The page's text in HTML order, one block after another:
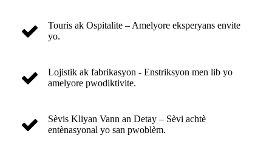
Touris ak Ospitalite – Amelyore eksperyans envite
yo.
Lojistik ak fabrikasyon - Enstriksyon men lib yo
amelyore pwodiktivite.
Sèvis Kliyan Vann an Detay – Sèvi achtè
entènasyonal yo san pwoblèm.